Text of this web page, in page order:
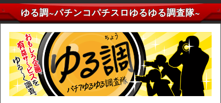
ゆる調~パチンコパチスロゆるゆる調査隊~